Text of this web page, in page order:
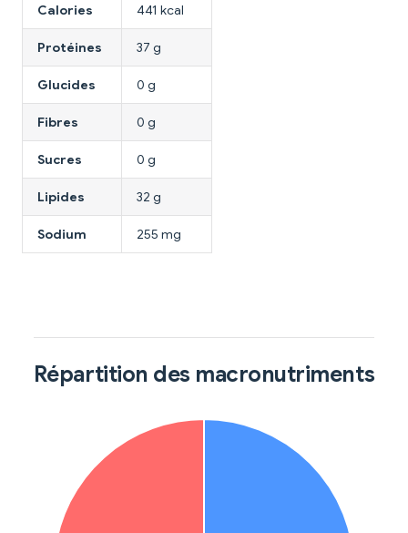
Calories 441 kcal
Protéines 37 g
Glucides 0 g
Fibres 0 g
Sucres 0 g
Lipides 32 g
Sodium 255 mg
Répartition des macronutriments